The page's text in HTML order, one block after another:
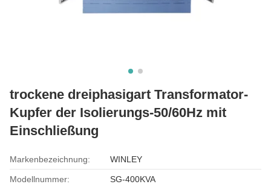
trockene dreiphasigart Transformator-
Kupfer der Isolierungs-50/60Hz mit
Einschließung
Markenbezeichnung: WINLEY
Modellnummer: SG-400KVA